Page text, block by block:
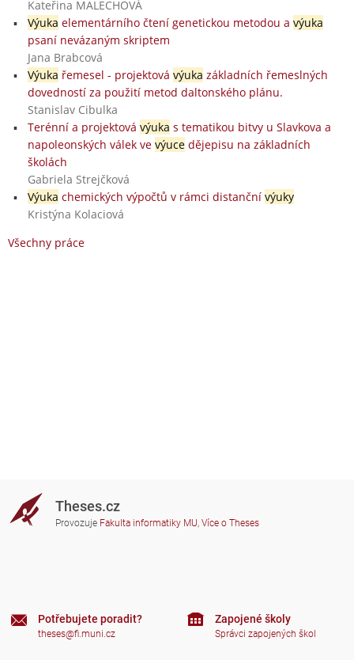
Kateřina MALECHOVÁ
Výuka elementárního čtení genetickou metodou a výuka
psaní nevázaným skriptem
Jana Brabcová
Výuka řemesel - projektová výuka základních řemeslných
dovedností za použití metod daltonského plánu.
Stanislav Cibulka
Terénní a projektová výuka s tematikou bitvy u Slavkova a
napoleonských válek ve výucedějepisu na základních
školách
Gabriela Strejčková
Výuka chemických výpočtů v rámci distanční výuky
Kristýna Kolaciová
Všechny práce
Theses.cz
Provozuje Fakulta informatiky MU, Více o Theses
Potřebujete poradit?
theses@fi.muni.cz
Zapojené školy
Správci zapojených škol